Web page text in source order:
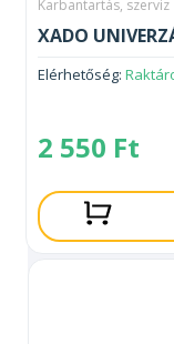
Karbantartás, szerviz
XADO
Elérhetőség:
2 550 Ft